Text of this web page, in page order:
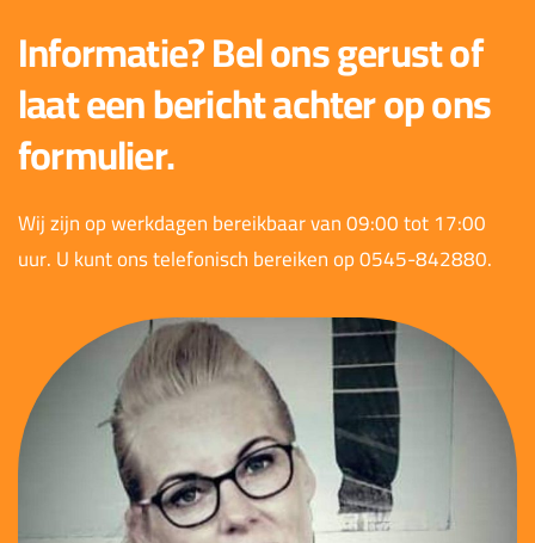
Informatie? Bel ons gerust of
laat een bericht achter op ons
formulier.
Wij zijn op werkdagen bereikbaar van 09:00 tot 17:00
uur. U kunt ons telefonisch bereiken op 0545-842880.